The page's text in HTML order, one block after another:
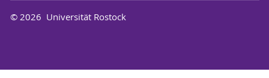
© 2026 Universität Rostock